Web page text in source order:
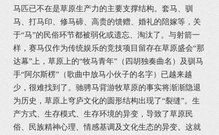
马匹已不在是草原生产力的主要支撑结构。套马、驯
马、打马印、修马碲、高贵的馈赠、婚礼的陪嫁等，关
于“马”的民俗环节都被弱化或遗忘、淘汰了。与射箭一
样，赛马仅作为传统娱乐的竞技项目留存在草原盛会“那
达幕”上，草原上的“牧马青年”（四胡独奏曲名）及驯马
手“阿尔斯楞”（歌曲中放马小伙子的名字）已越来越
少，很难找到了。驰骋马背游牧草原的事实将渐渐隐退
为历史，草原上穹庐文化的圆形结构出现了“裂缝”。生
产方式、生存模式、生存环境的异变，导致了草原民
俗、民族精神心理、情感基调及文化生态的异变。这就